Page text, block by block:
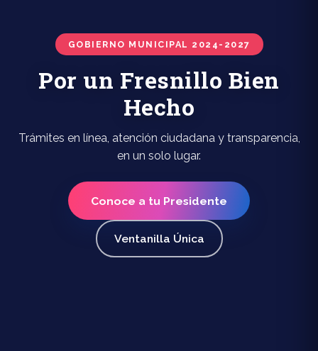
GOBIERNO MUNICIPAL 2024-2027
Por un Fresnillo Bien
Hecho
Trámites en línea, atención ciudadana y transparencia,
en un solo lugar.
Conoce a tu Presidente
Ventanilla Única